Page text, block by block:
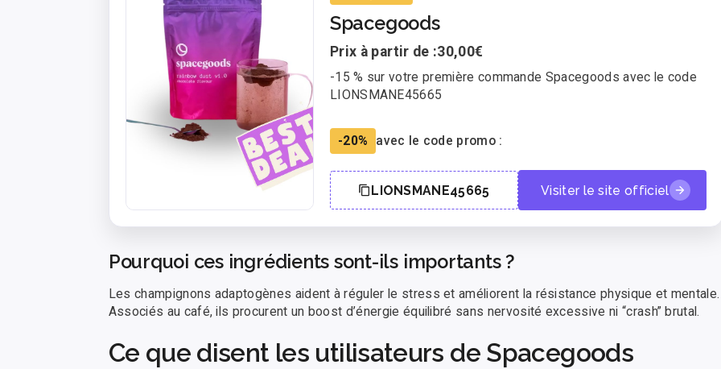
Spacegoods
Prix à partir de :30,00€
-15 % sur votre première commande Spacegoods avec le code
LIONSMANE45665
-20% avec le code promo :
LIONSMANE45665 Visiter le site officiel
Pourquoi ces ingrédients sont-ils importants ?
Les champignons adaptogènes aident à réguler le stress et améliorent la résistance physique et mentale.
Associés au café, ils procurent un boost d’énergie équilibré sans nervosité excessive ni “crash” brutal.
Ce que disent les utilisateurs de Spacegoods